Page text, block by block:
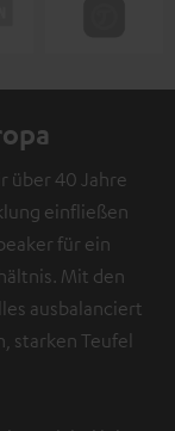
über 40 Jahre
einfließen
für ein
Mit den
ausbalanciert
starken Teufel